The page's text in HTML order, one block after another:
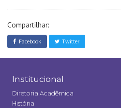
Compartilhar:
Facebook Twitter
Institucional
Diretoria Acadêmica
História